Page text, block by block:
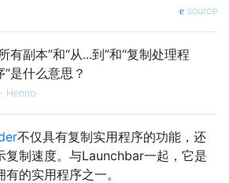
source
有副本”和“从...到”和“复制处理程
”是什么意思？
Henno
不仅具有复制实用程序的功能，还
复制速度。与Launchbar一起，它是
有的实用程序之一。